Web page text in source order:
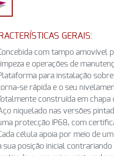
GERAIS:
com tampo amovível
e operações de
para instalação
se rápida e o seu
Totalmente construída em
niquelado nas versões
protecção IP68, com
célula apoia por meio de
sua posição inicial